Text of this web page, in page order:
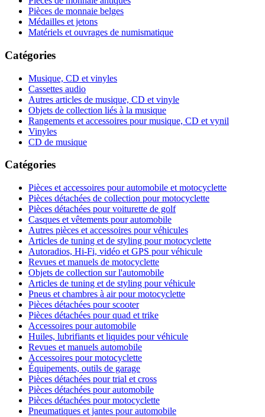
Pièces de monnaie belges
Médailles et jetons
Matériels et ouvrages de numismatique
Catégories
Musique, CD et vinyles
Cassettes audio
Autres articles de musique, CD et vinyle
Objets de collection liés à la musique
Rangements et accessoires pour musique, CD et vynil
Vinyles
CD de musique
Catégories
Pièces et accessoires pour automobile et motocyclette
Pièces détachées de collection pour motocyclette
Pièces détachées pour voiturette de golf
Casques et vêtements pour automobile
Autres pièces et accessoires pour véhicules
Articles de tuning et de styling pour motocyclette
Autoradios, Hi-Fi, vidéo et GPS pour véhicule
Revues et manuels de motocyclette
Objets de collection sur l'automobile
Articles de tuning et de styling pour véhicule
Pneus et chambres à air pour motocyclette
Pièces détachées pour scooter
Pièces détachées pour quad et trike
Accessoires pour automobile
Huiles, lubrifiants et liquides pour véhicule
Revues et manuels automobile
Accessoires pour motocyclette
Équipements, outils de garage
Pièces détachées pour trial et cross
Pièces détachées pour automobile
Pièces détachées pour motocyclette
Pneumatiques et jantes pour automobile